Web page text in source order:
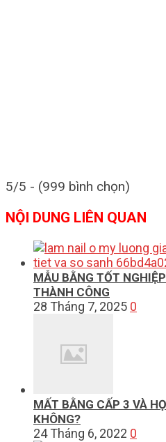
5/5 - (999 bình chọn)
NỘI DUNG LIÊN QUAN
MẪU BẰNG TỐT
THÀNH CÔNG
28 Tháng 7, 2025 0
MẤT BẰNG CẤP 3 VÀ
KHÔNG?
24 Tháng 6, 2022 0